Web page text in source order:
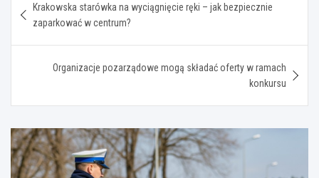
wpisu
Krakowska starówka na wyciągnięcie ręki – jak bezpiecznie
zaparkować w centrum?
Organizacje pozarządowe mogą składać oferty w ramach
konkursu